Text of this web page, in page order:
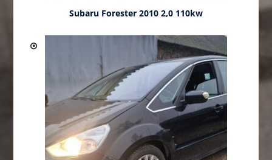
Subaru Forester 2010 2,0 110kw